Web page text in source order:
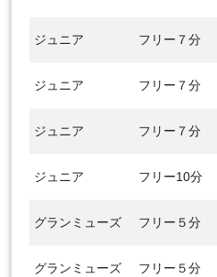
ジュニア フリー７分
ジュニア フリー７分
ジュニア フリー７分
ジュニア フリー10分
グランミューズ フリー５分
グランミューズ フリー５分